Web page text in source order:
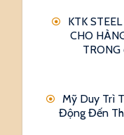
KTK
CHO
Mỹ Duy Trì
Động Đến